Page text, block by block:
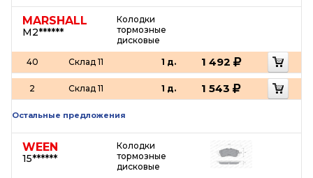
MARSHALL
M2******
Колодки
тормозные
дисковые
40 Склад 11 1 д. 1 492
2 Склад 11 1 д. 1 543
Остальные предложения
WEEN
15******
Колодки
тормозные
дисковые